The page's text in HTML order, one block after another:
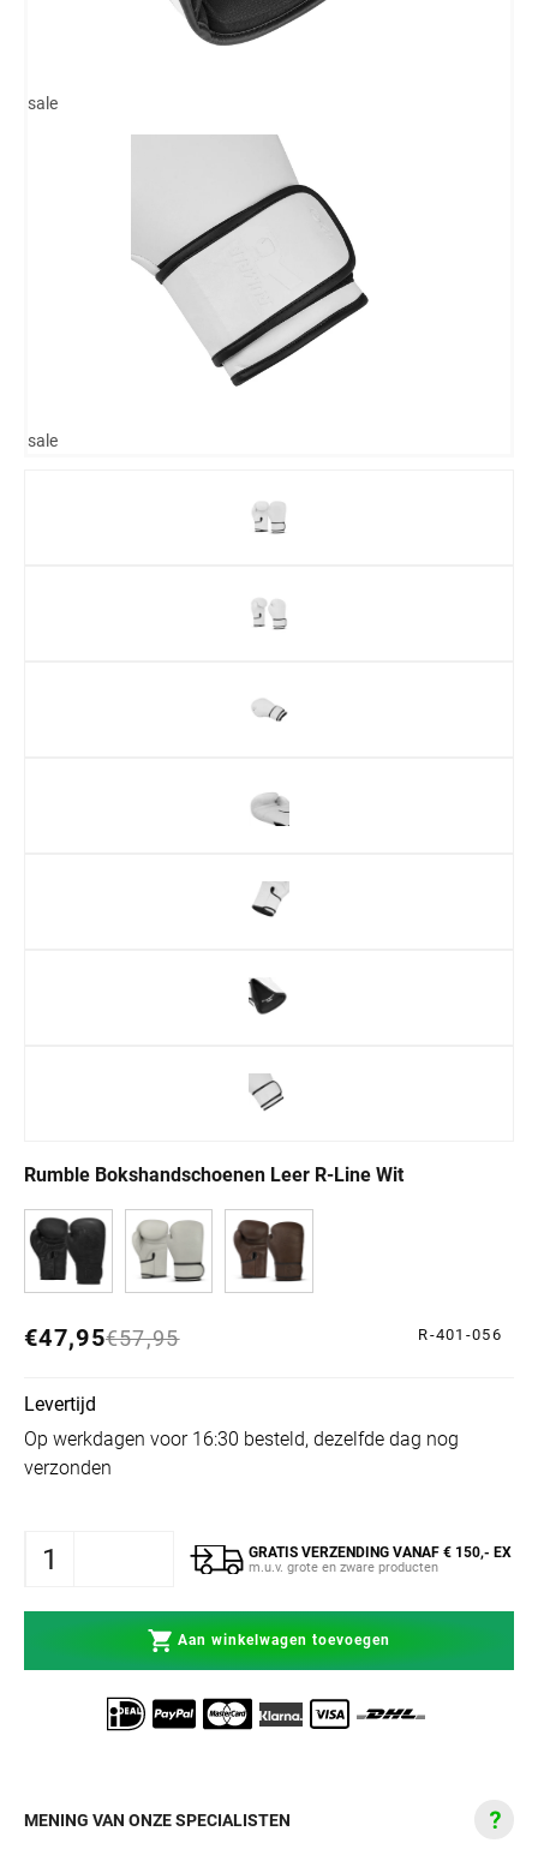
sale
sale
Rumble Bokshandschoenen Leer R-Line Wit
Normale prijs
Aanbiedingsprijs
€57,95
€47,95 R-401-056
Levertijd
Op werkdagen voor 16:30 besteld, dezelfde dag nog
verzonden
GRATIS VERZENDING VANAF € 150,- EX
m.u.v. grote en zware producten
Aan winkelwagen toevoegen
MENING VAN ONZE SPECIALISTEN